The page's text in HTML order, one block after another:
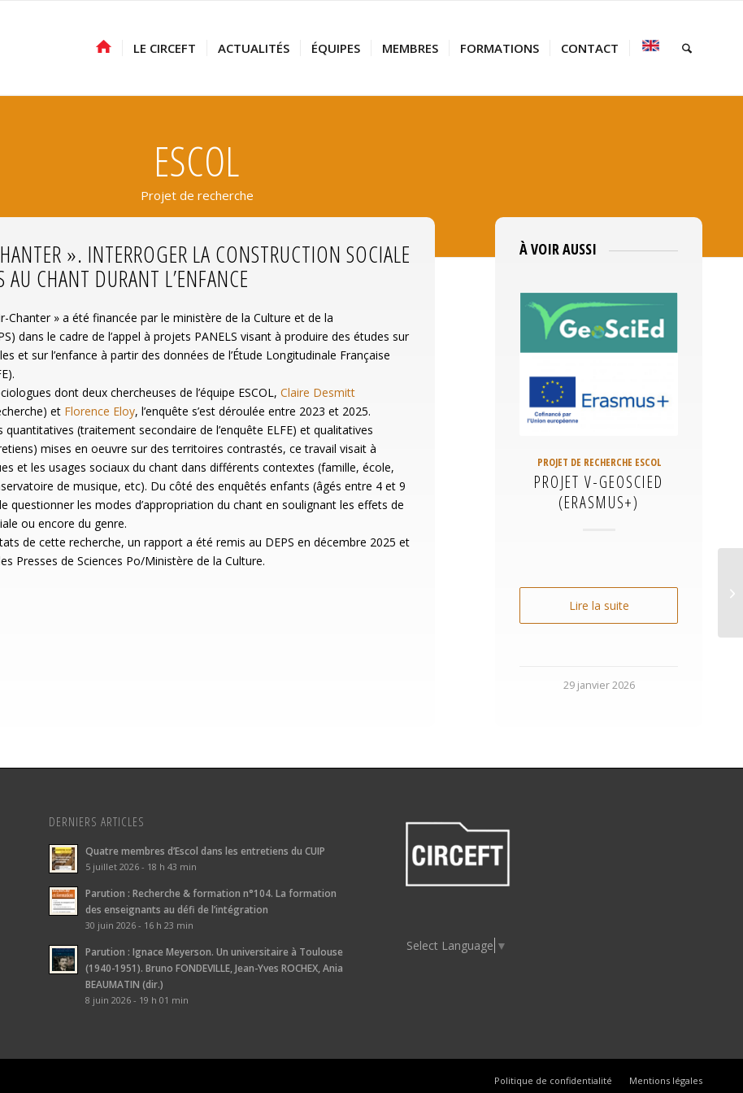
LE CIRCEFT ACTUALITÉS ÉQUIPES MEMBRES FORMATIONS CONTACT
ESCOL
Projet de recherche
». INTERROGER LA CONSTRUCTION SOCIALE
CHANT DURANT L’ENFANCE
Chanter » a été financée par le ministère de la Culture et de la
dans le cadre de l’appel à projets PANELS visant à produire des études sur
et sur l’enfance à partir des données de l’Étude Longitudinale Française
dont deux chercheuses de l’équipe ESCOL, Claire Desmitt
et Florence Eloy, l’enquête s’est déroulée entre 2023 et 2025.
(traitement secondaire de l’enquête ELFE) et qualitatives
mises en oeuvre sur des territoires contrastés, ce travail visait à
et les usages sociaux du chant dans différents contextes (famille, école,
de musique, etc). Du côté des enquêtés enfants (âgés entre 4 et 9
questionner les modes d’appropriation du chant en soulignant les effets de
ou encore du genre.
de cette recherche, un rapport a été remis au DEPS en décembre 2025 et
Presses de Sciences Po/Ministère de la Culture.
À VOIR AUSSI
PROJET DE RECHERCHE ESCOL
PROJET V-GEOSCIED
(ERASMUS+)
Lire la suite
29 janvier 2026
DERNIERS ARTICLES
Quatre membres d’Escol dans les entretiens du CUIP
5 juillet 2026 - 18 h 43 min
Parution : Recherche & formation n°104. La formation
des enseignants au défi de l’intégration
30 juin 2026 - 16 h 23 min
Parution : Ignace Meyerson. Un universitaire à Toulouse
(1940-1951). Bruno FONDEVILLE, Jean-Yves ROCHEX, Ania
BEAUMATIN (dir.)
8 juin 2026 - 19 h 01 min
Select Language ▼
Politique de confidentialité Mentions légales